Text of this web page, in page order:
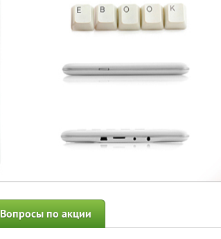
Вопросы по акции